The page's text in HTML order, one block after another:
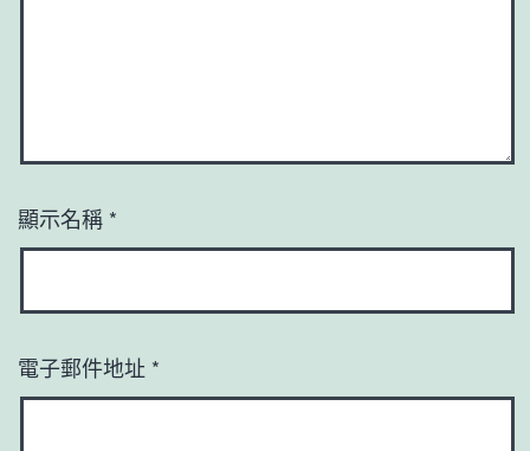
顯示名稱 *
電子郵件地址 *